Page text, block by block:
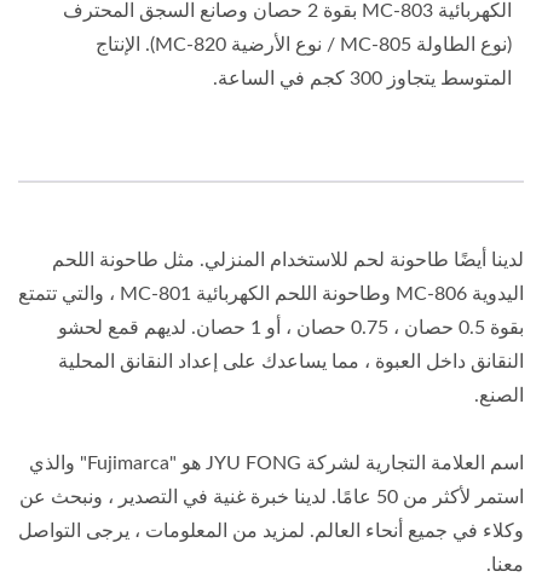
الكهربائية MC-803 بقوة 2 حصان وصانع السجق المحترف
(نوع الطاولة MC-805 / نوع الأرضية MC-820). الإنتاج
المتوسط يتجاوز 300 كجم في الساعة.
لدينا أيضًا طاحونة لحم للاستخدام المنزلي. مثل طاحونة اللحم
اليدوية MC-806 وطاحونة اللحم الكهربائية MC-801 ، والتي تتمتع
بقوة 0.5 حصان ، 0.75 حصان ، أو 1 حصان. لديهم قمع لحشو
النقانق داخل العبوة ، مما يساعدك على إعداد النقانق المحلية
الصنع.
اسم العلامة التجارية لشركة JYU FONG هو "Fujimarca" والذي
استمر لأكثر من 50 عامًا. لدينا خبرة غنية في التصدير ، ونبحث عن
وكلاء في جميع أنحاء العالم. لمزيد من المعلومات ، يرجى التواصل
معنا.